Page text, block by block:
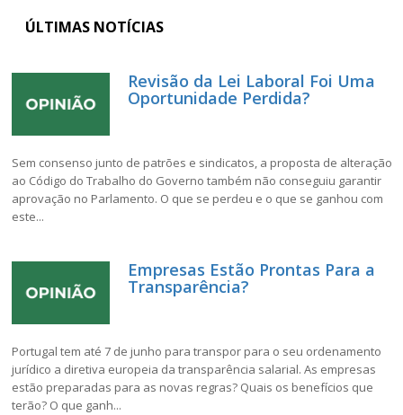
ÚLTIMAS NOTÍCIAS
Revisão da Lei Laboral Foi Uma
Oportunidade Perdida?
Sem consenso junto de patrões e sindicatos, a proposta de alteração
ao Código do Trabalho do Governo também não conseguiu garantir
aprovação no Parlamento. O que se perdeu e o que se ganhou com
este...
Empresas Estão Prontas Para a
Transparência?
Portugal tem até 7 de junho para transpor para o seu ordenamento
jurídico a diretiva europeia da transparência salarial. As empresas
estão preparadas para as novas regras? Quais os benefícios que
terão? O que ganh...